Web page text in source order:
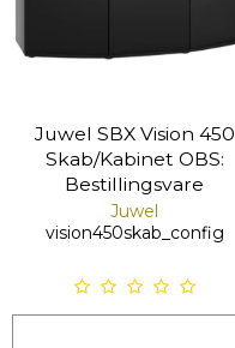
Juwel SBX Vision 450
Skab/Kabinet OBS:
Bestillingsvare
Juwel
vision450skab_config